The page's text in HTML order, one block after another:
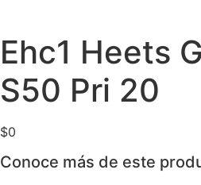
Ehc1 Heets
S50 Pri 20
$0
Conoce más de este